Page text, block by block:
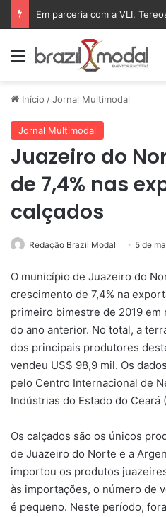
Menu
Início /Jornal Multimodal
Jornal Multimodal
Juazeiro do
de 7,4% nas
calçados
Redação Brazil Modal 5 de
O município de Juazeiro do
crescimento de 7,4% na
primeiro bimestre de 2019 em
do ano anterior. No total, a
dos principais produtores
vendeu US$ 98,9 mil. Os
pelo Centro Internacional de
Indústrias do Estado do Ceará
Os calçados são os únicos
de Juazeiro do Norte e a
importou os produtos
às importações, o número de
é pequeno. Neste período,